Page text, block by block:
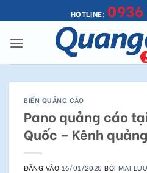
qua
nội
HOTLINE: 0936
BIỂN QUẢNG CÁO
Pano quảng cáo
Quốc – Kênh
ĐĂNG VÀO 16/01/2025 BỞIMAI